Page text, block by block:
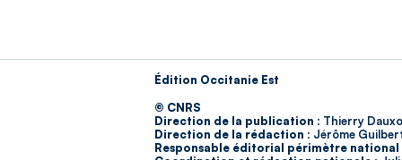
Édition Occitanie Est
© CNRS
Direction de la publication : Thierry
Direction de la rédaction : Jérôme
Responsable éditorial périmètre national